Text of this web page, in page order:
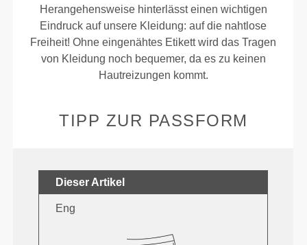
Herangehensweise hinterlässt einen wichtigen
Eindruck auf unsere Kleidung: auf die nahtlose
Freiheit! Ohne eingenähtes Etikett wird das Tragen
von Kleidung noch bequemer, da es zu keinen
Hautreizungen kommt.
TIPP ZUR PASSFORM
Dieser Artikel
Eng